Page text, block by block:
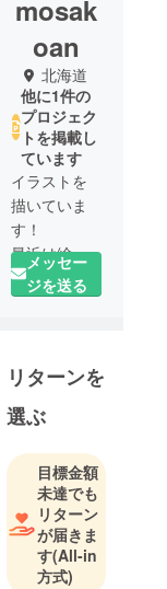
mosak
oan
北海道
他に1件の
プロジェク
トを掲載し
ています
イラストを
描いていま
す！
最近は絵の
具のいろに
頼らずお花
を描いてい
メッセー
ジを送る
リターンを
選ぶ
目標金額
未達でも
リターン
が届きま
す(All-in
方式)